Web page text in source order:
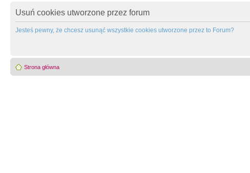
Usuń cookies utworzone przez forum
Jesteś pewny, że chcesz usunąć wszystkie cookies utworzone przez to Forum?
Strona główna